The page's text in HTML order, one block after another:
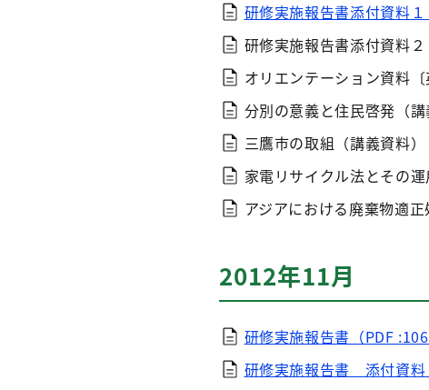
研修実施報告書添付資料
研修実施報告書添付資料
オリエンテーション資料〔
分別の意義と住民啓発（講
三鷹市の取組（講義資料）
家電リサイクル法とその
アジアにおける廃棄物適
2012年11月
研修実施報告書（PDF
研修実施報告書 添付資料